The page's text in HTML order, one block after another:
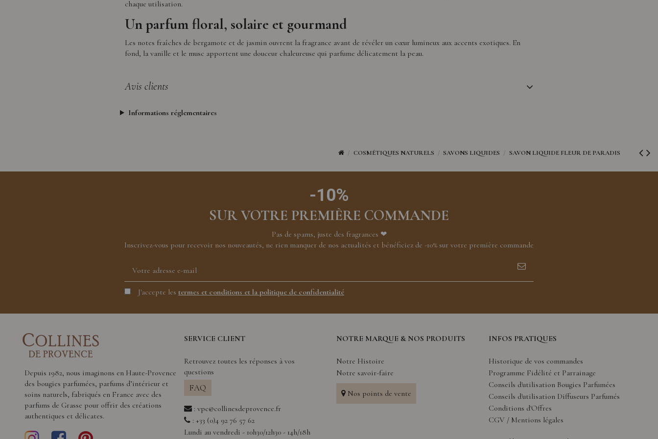
chaque utilisation.
Un parfum floral, solaire et gourmand
Les notes fraîches de bergamote et de jasmin ouvrent la fragrance avant de révéler un cœur lumineux aux accents exotiques. En
fond, la vanille et le musc apportent une douceur chaleureuse qui parfume délicatement la peau.
Avis clients
Informations réglementaires
COSMÉTIQUES NATURELS SAVONS LIQUIDES SAVON LIQUIDE FLEUR DE PARADIS
-10%
SUR VOTRE PREMIÈRE COMMANDE
Pas de spams, juste des fragrances ❤
Inscrivez-vous pour recevoir nos nouveautés, ne rien manquer de nos actualités et bénéficiez de -10% sur votre première commande
J'accepte les termes et conditions et la politique de confidentialité
Depuis 1982, nous imaginons en Haute-Provence
des bougies parfumées, parfums d’intérieur et
soins naturels, fabriqués en France avec des
parfums de Grasse pour offrir des créations
authentiques et délicates.
SERVICE CLIENT
Retrouvez toutes les réponses à vos
questions
FAQ
: vpc@collinesdeprovence.fr
: +33 (0)4 92 76 57 62
Lundi au vendredi - 10h30/12h30 - 14h/18h
NOTRE MARQUE & NOS PRODUITS
Notre Histoire
Notre savoir-faire
Nos points de vente
INFOS PRATIQUES
Historique de vos commandes
Programme Fidélité et Parrainage
Conseils d'utilisation Bougies Parfumées
Conseils d'utilisation Diffuseurs Parfumés
Conditions d'Offres
CGV / Mentions légales